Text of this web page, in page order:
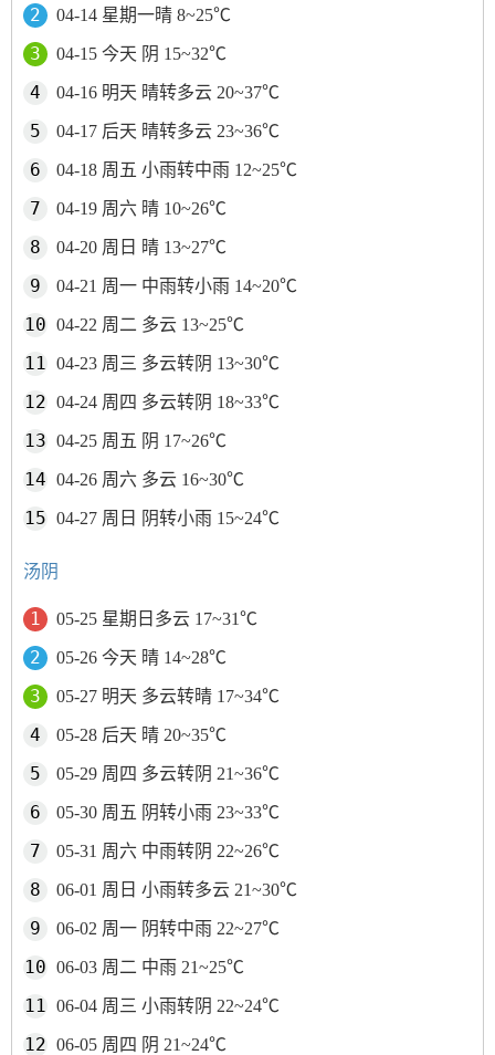
04-14 星期一晴 8~25℃
04-15 今天 阴 15~32℃
04-16 明天 晴转多云 20~37℃
04-17 后天 晴转多云 23~36℃
04-18 周五 小雨转中雨 12~25℃
04-19 周六 晴 10~26℃
04-20 周日 晴 13~27℃
04-21 周一 中雨转小雨 14~20℃
04-22 周二 多云 13~25℃
04-23 周三 多云转阴 13~30℃
04-24 周四 多云转阴 18~33℃
04-25 周五 阴 17~26℃
04-26 周六 多云 16~30℃
04-27 周日 阴转小雨 15~24℃
汤阴
05-25 星期日多云 17~31℃
05-26 今天 晴 14~28℃
05-27 明天 多云转晴 17~34℃
05-28 后天 晴 20~35℃
05-29 周四 多云转阴 21~36℃
05-30 周五 阴转小雨 23~33℃
05-31 周六 中雨转阴 22~26℃
06-01 周日 小雨转多云 21~30℃
06-02 周一 阴转中雨 22~27℃
06-03 周二 中雨 21~25℃
06-04 周三 小雨转阴 22~24℃
06-05 周四 阴 21~24℃